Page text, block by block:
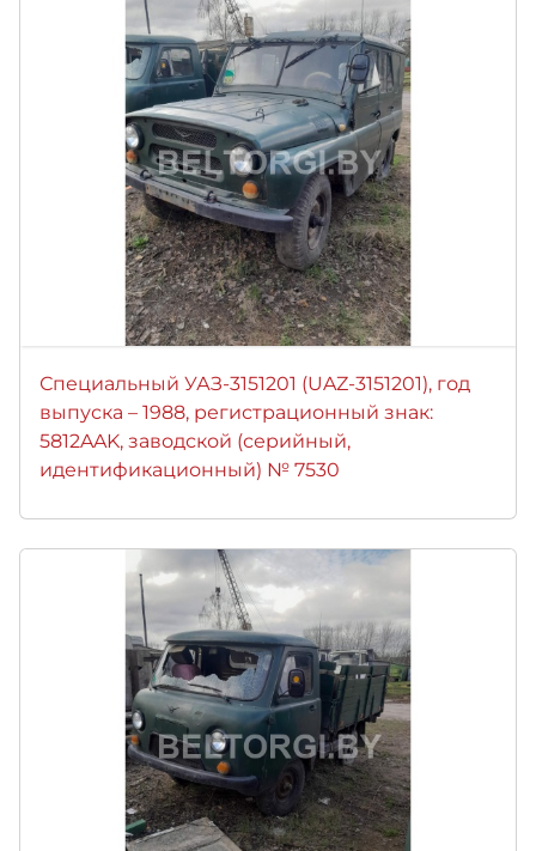
Специальный УАЗ-3151201 (UAZ-3151201), год
выпуска – 1988, регистрационный знак:
5812AAK, заводской (серийный,
идентификационный) № 7530